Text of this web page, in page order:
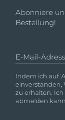
Abonniere
Bestellung!
E-Mail-
Indem ich auf
einverstanden,
zu erhalten.
abmelden